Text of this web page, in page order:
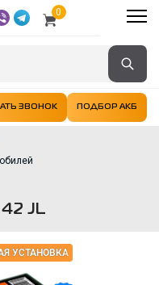
0
ЗВОНОК ПОДБОР АКБ
JL
УСТАНОВКА